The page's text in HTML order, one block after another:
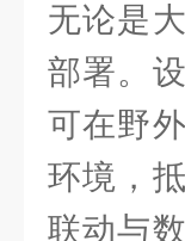
无论是
部署。
可在野
环境，
联动与